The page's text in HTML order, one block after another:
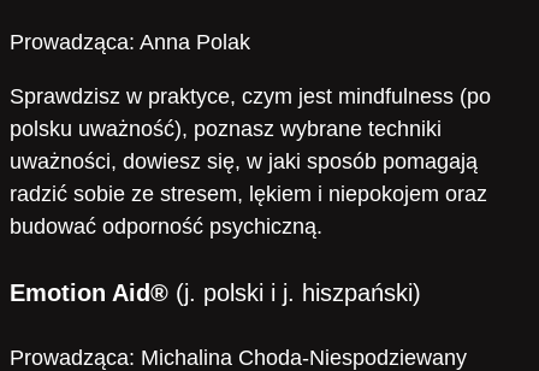
Prowadząca: Anna Polak
Sprawdzisz w praktyce, czym jest mindfulness (po
polsku uważność), poznasz wybrane techniki
uważności, dowiesz się, w jaki sposób pomagają
radzić sobie ze stresem, lękiem i niepokojem oraz
budować odporność psychiczną.
Emotion Aid® (j. polski i j. hiszpański)
Prowadząca: Michalina Choda-Niespodziewany